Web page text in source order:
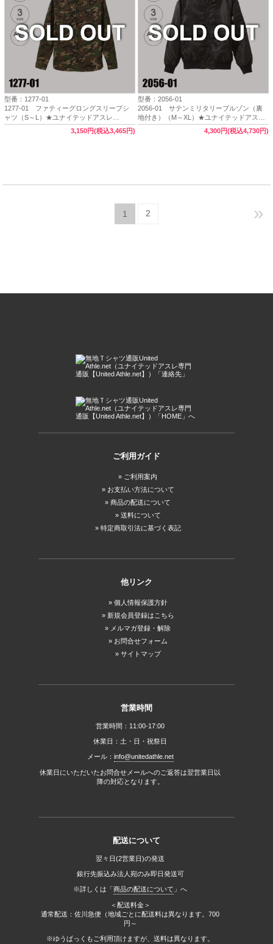
型番：1277-01
1277-01 ファティーグロングスリーブシ
ャツ（S～L）★ユナイテッドアスレ
（United Athle）【完売】
3,150円(税込3,465円)
型番：2056-01
2056-01 サテンミリタリーブルゾン（裏
地付き）（M～XL）★ユナイテッドアスレ
（United Athle）【完売】
4,300円(税込4,730円)
1 2 »
ご利用ガイド
ご利用案内
お支払い方法について
商品の配送について
送料について
特定商取引法に基づく表記
他リンク
個人情報保護方針
新規会員登録はこちら
メルマガ登録・解除
お問合せフォーム
サイトマップ
営業時間
営業時間：11:00-17:00
休業日：土・日・祝祭日
メール： info@unitedathle.net
休業日にいただいたお問合せメールへのご返答は翌営業日以
降の対応となります。
配送について
翌々日(2営業日)の発送
銀行先振込み法人宛のみ即日発送可
※詳しくは「商品の配送について 」へ
＜配送料金＞
通常配送：佐川急便（地域ごとに配送料は異なります。700
円～
※ゆうぱっくもご利用頂けますが、送料は異なります。